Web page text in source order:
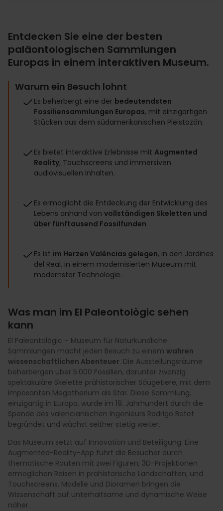
Entdecken Sie eine der besten
paläontologischen Sammlungen
Europas in einem interaktiven Museum.
Warum ein Besuch lohnt
Es beherbergt eine der bedeutendsten
Fossiliensammlungen Europas, mit einzigartigen
Stücken aus dem südamerikanischen Pleistozän.
Es bietet interaktive Erlebnisse mit Augmented
Reality, Touchscreens und immersiven
audiovisuellen Inhalten.
Es ermöglicht die Entdeckung der Entwicklung des
Lebens anhand von vollständigen Skeletten und
über fünftausend Fossilfunden.
Es ist im Herzen Valèncias gelegen, in den Jardines
del Real, in einem modernisierten Museum mit
modernster Technologie.
Was man im El Paleontològic sehen
kann
El Paleontològic – Museum für Naturkundliche
Sammlungen macht jeden Besuch zu einem wahren
wissenschaftlichen Abenteuer. Die Ausstellungsräume
beherbergen über 5.000 Fossilien, darunter zwanzig
spektakuläre Skelette prähistorischer Säugetiere, mit dem
imposanten Megatherium als Star. Diese Sammlung,
einzigartig in Europa, wurde im 19. Jahrhundert durch die
Spende des valencianischen Ingenieurs Rodrigo Botet
begründet und wächst seither stetig weiter.
Das Museum setzt auf Innovation und Beteiligung: Eine
Augmented-Reality-App führt die Besucher durch
thematische Routen mit zwei Figuren; 3D-Projektionen
ermöglichen Reisen in prähistorische Landschaften; und
Touchscreens, Modelle und Dioramen bringen die
Wissenschaft auf unterhaltsame und dynamische Weise
näher.